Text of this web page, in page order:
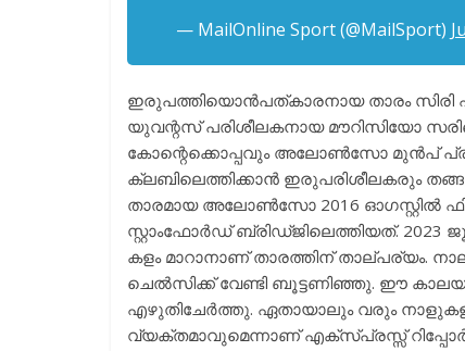
— MailOnline Sport (@MailSport)
ഇരുപത്തിയൊൻപത്കാരനായ താരം സിരി
യുവന്റസ് പരിശീലകനായ മൗറിസിയോ
കോന്റെക്കൊപ്പവും അലോൺസോ മുൻപ്
ക്ലബിലെത്തിക്കാൻ ഇരുപരിശീലകരും
താരമായ അലോൺസോ 2016 ഓഗസ്റ്റിൽ
സ്റ്റാംഫോർഡ് ബ്രിഡ്ജിലെത്തിയത്.
കളം മാറാനാണ് താരത്തിന് താല്പര്യം.
ചെൽസിക്ക് വേണ്ടി ബൂട്ടണിഞ്ഞു. ഈ
എഴുതിചേർത്തു. ഏതായാലും വരും
വ്യക്തമാവുമെന്നാണ് എക്സ്പ്രസ്സ്‌